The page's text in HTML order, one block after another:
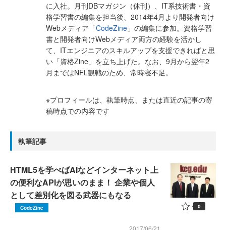
に入社。月刊DBマガジン（休刊）、IT系技術書・資
格学習書の編集を担当後、2014年4月より開発者向け
Webメディア「CodeZine 」の編集に参加。資格学習
書と開発者向けWebメディア両方の経験を活かし
て、ITエンジニアのスキルアップを支援できればと思
い「資格Zine」を立ち上げた。なお、9月から翌年2
月まではNFL観戦のため、常時寝不足。
※プロフィールは、執筆時点、または直近の記事の寄
稿時点での内容です
執筆記事
HTML5を学べばAIなどインターネット上
の便利なAPIが思いのまま！ 企業や個人
として差別化を図る武器にもなる
CodeZine
2017/06/21
0